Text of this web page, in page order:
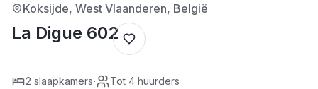
Koksijde, West Vlaanderen, België
La Digue 602
2 slaapkamers· Tot 4 huurders